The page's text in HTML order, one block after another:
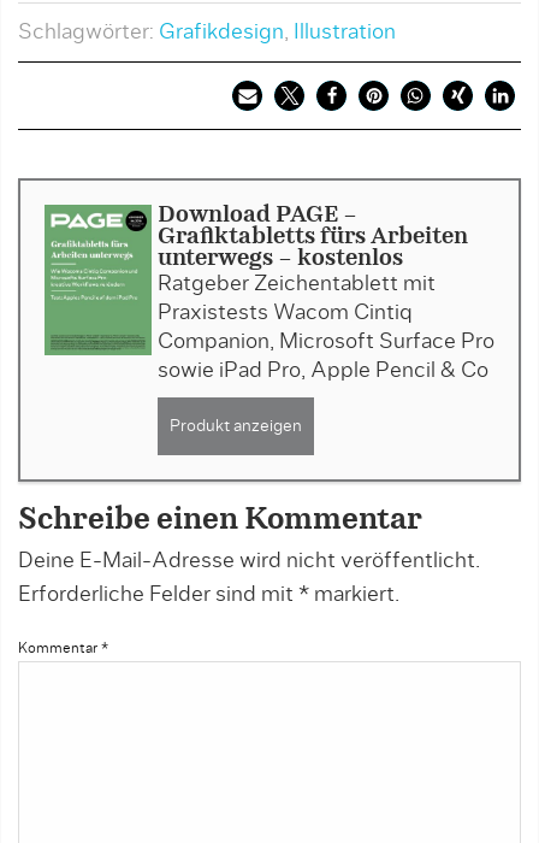
Schlagwörter: Grafikdesign, Illustration
Download PAGE -
Grafiktabletts fürs Arbeiten
unterwegs - kostenlos
Ratgeber Zeichentablett mit
Praxistests Wacom Cintiq
Companion, Microsoft Surface Pro
sowie iPad Pro, Apple Pencil & Co
Produkt anzeigen
Schreibe einen Kommentar
Deine E-Mail-Adresse wird nicht veröffentlicht.
Erforderliche Felder sind mit * markiert.
Kommentar *